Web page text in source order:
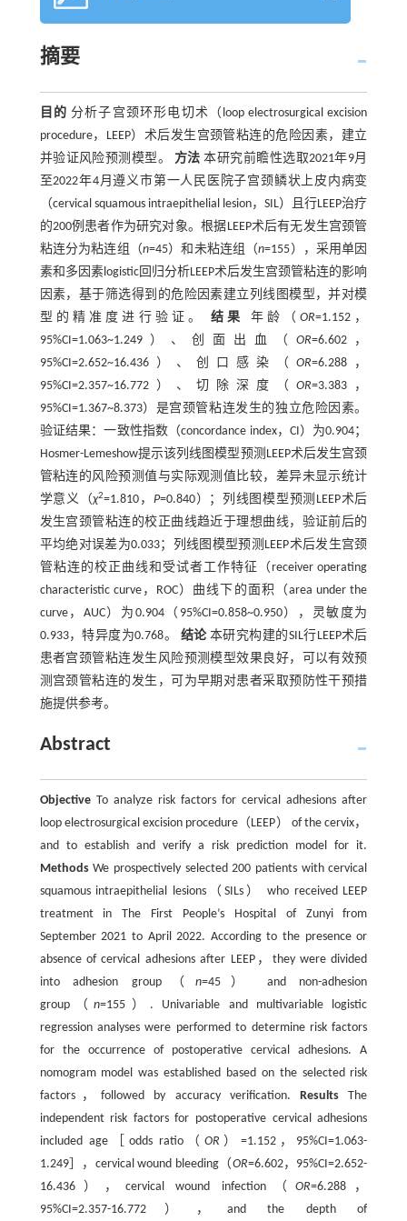
摘要
目的 分析子宫颈环形电切术（loop electrosurgical excision
procedure，LEEP）术后发生宫颈管粘连的危险因素，建立
并验证风险预测模型。 方法 本研究前瞻性选取2021年9月
至2022年4月遵义市第一人民医院子宫颈鳞状上皮内病变
（cervical squamous intraepithelial lesion，SIL）且行LEEP治疗
的200例患者作为研究对象。根据LEEP术后有无发生宫颈管
粘连分为粘连组（n=45）和未粘连组（n=155），采用单因
素和多因素logistic回归分析LEEP术后发生宫颈管粘连的影响
因素，基于筛选得到的危险因素建立列线图模型，并对模
型的精准度进行验证。结果 年龄（OR=1.152，
95%CI=1.063~1.249）、创面出血（ OR=6.602，
95%CI=2.652~16.436）、创口感染（OR=6.288，
95%CI=2.357~16.772）、切除深度（OR=3.383，
95%CI=1.367~8.373）是宫颈管粘连发生的独立危险因素。
验证结果：一致性指数（concordance index，CI）为0.904；
Hosmer-Lemeshow提示该列线图模型预测LEEP术后发生宫颈
管粘连的风险预测值与实际观测值比较，差异未显示统计
学意义（χ2=1.810， P=0.840）；列线图模型预测LEEP术后
发生宫颈管粘连的校正曲线趋近于理想曲线，验证前后的
平均绝对误差为0.033；列线图模型预测LEEP术后发生宫颈
管粘连的校正曲线和受试者工作特征（receiver operating
characteristic curve，ROC）曲线下的面积（area under the
curve，AUC）为0.904（95%CI=0.858~0.950），灵敏度为
0.933，特异度为0.768。 结论本研究构建的SIL行LEEP术后
患者宫颈管粘连发生风险预测模型效果良好，可以有效预
测宫颈管粘连的发生，可为早期对患者采取预防性干预措
施提供参考。
Abstract
ObjectiveTo analyze risk factors for cervical adhesions after
loop electrosurgical excision procedure（LEEP） of the cervix，
and to establish and verify a risk prediction model for it.
MethodsWe prospectively selected 200 patients with cervical
squamous intraepithelial lesions（SILs） who received LEEP
treatment in The First People’s Hospital of Zunyi from
September 2021 to April 2022. According to the presence or
absence of cervical adhesions after LEEP，they were divided
into adhesion group（ n=45） and non-adhesion
group（n=155）. Univariable and multivariable logistic
regression analyses were performed to determine risk factors
for the occurrence of postoperative cervical adhesions. A
nomogram model was established based on the selected risk
factors，followed by accuracy verification.
Results The
independent risk factors for postoperative cervical adhesions
included age［odds ratio（ OR ）=1.152，95%CI=1.063-
1.249］，cervical wound bleeding（ OR=6.602，95%CI=2.652-
16.436），cervical wound infection（OR=6.288，
95%CI=2.357-16.772），and the depth of